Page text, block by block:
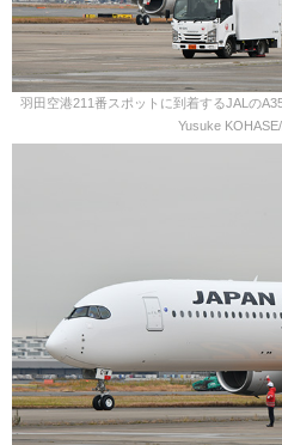
羽田空港211番スポットに到着するJALの
Yusuke